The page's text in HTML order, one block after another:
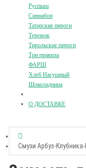
Руспыш
Синнабон
Татарские пироги
Теремок
Тирольские пироги
Три правила
ФАРШ
Хлеб Насущный
Шоколадница
О ДОСТАВКЕ
Смузи Арбуз-